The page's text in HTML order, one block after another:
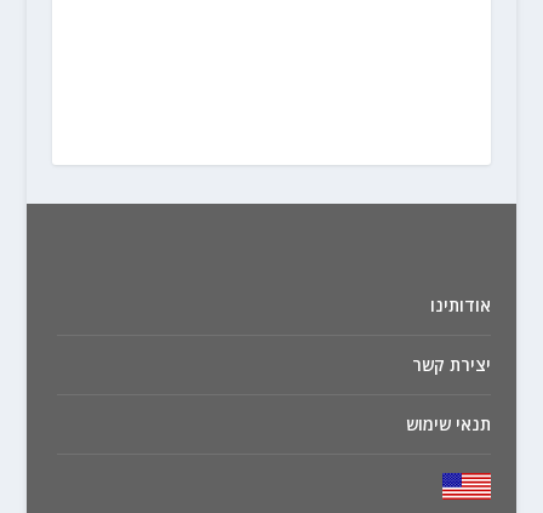
אודותינו
יצירת קשר
תנאי שימוש